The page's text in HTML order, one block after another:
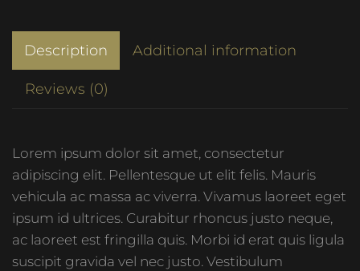
Description Additional information
Reviews (0)
Lorem ipsum dolor sit amet, consectetur
adipiscing elit. Pellentesque ut elit felis. Mauris
vehicula ac massa ac viverra. Vivamus laoreet eget
ipsum id ultrices. Curabitur rhoncus justo neque,
ac laoreet est fringilla quis. Morbi id erat quis ligula
suscipit gravida vel nec justo. Vestibulum